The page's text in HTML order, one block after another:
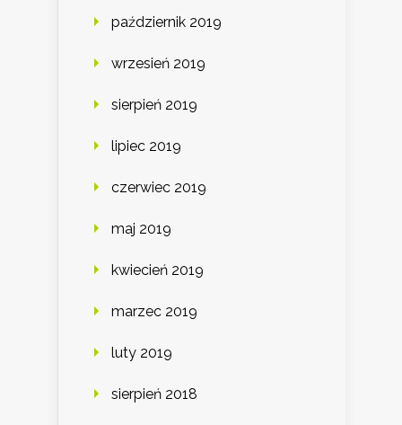
październik 2019
wrzesień 2019
sierpień 2019
lipiec 2019
czerwiec 2019
maj 2019
kwiecień 2019
marzec 2019
luty 2019
sierpień 2018